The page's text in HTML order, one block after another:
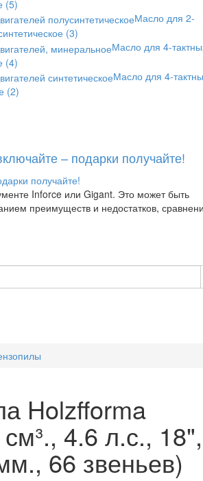
(5)
Масло для 2-
(3)
Масло для 4-
(4)
Масло для 4-
(2)
– подарки получайте!
Inforce или Gigant. Это может быть
преимуществ и недостатков,
Holzfforma
4.6 л.с., 18",
66 звеньев)